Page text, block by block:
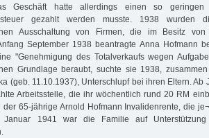
Geschäft hatte allerdings einen so geringen
gezahlt werden musste. 1938 wurden
Ausschaltung von Firmen, die im Besitz
September 1938 beantragte Anna Hofmann
"Genehmigung des Totalverkaufs wegen
Grundlage beraubt, suchte sie 1938,
(geb. 11.10.1937), Unterschlupf bei ihren Eltern. Ab
Arbeitsstelle, die ihr wöchentlich rund 20 RM
der 65-jährige Arnold Hofmann Invalidenrente, die
Januar 1941 war die Familie auf